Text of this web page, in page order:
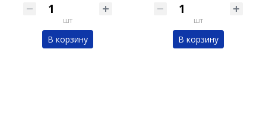
шт
В корзину
шт
В корзину